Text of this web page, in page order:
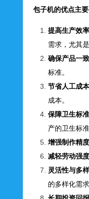
包子机的优点主
提高生产效率
需求，尤其
确保产品一
标准。
节省人工成本
成本。
保障卫生标准
产的卫生标准
增强制作精度
减轻劳动强度
灵活性与多
的多样化需求